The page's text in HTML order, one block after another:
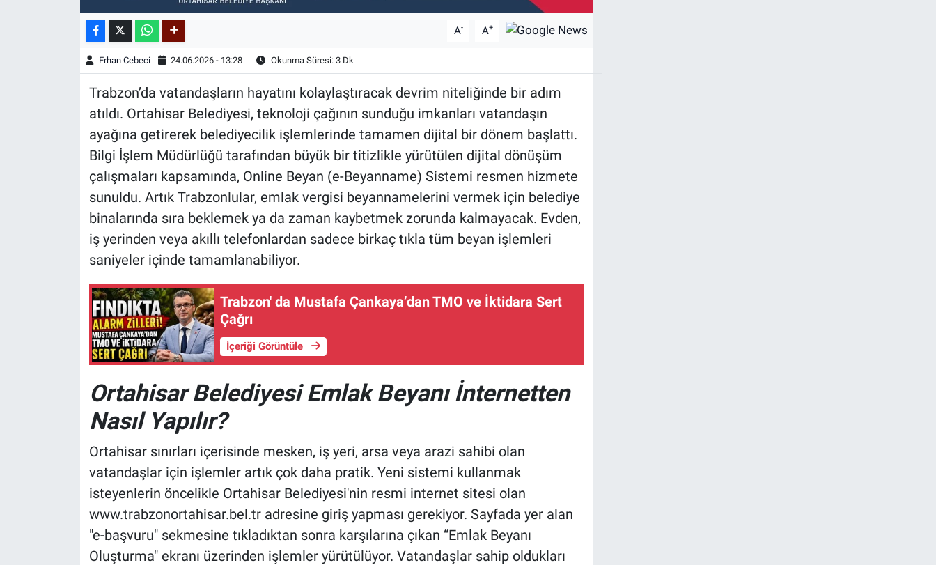
A- A+
Erhan Cebeci 24.06.2026 - 13:28 Okunma Süresi: 3 Dk
Trabzon’da vatandaşların hayatını kolaylaştıracak devrim niteliğinde bir adım
atıldı. Ortahisar Belediyesi, teknoloji çağının sunduğu imkanları vatandaşın
ayağına getirerek belediyecilik işlemlerinde tamamen dijital bir dönem başlattı.
Bilgi İşlem Müdürlüğü tarafından büyük bir titizlikle yürütülen dijital dönüşüm
çalışmaları kapsamında, Online Beyan (e-Beyanname) Sistemi resmen hizmete
sunuldu. Artık Trabzonlular, emlak vergisi beyannamelerini vermek için belediye
binalarında sıra beklemek ya da zaman kaybetmek zorunda kalmayacak. Evden,
iş yerinden veya akıllı telefonlardan sadece birkaç tıkla tüm beyan işlemleri
saniyeler içinde tamamlanabiliyor.
Trabzon' da Mustafa Çankaya’dan TMO ve İktidara Sert
Çağrı
İçeriği Görüntüle
Ortahisar Belediyesi Emlak Beyanı İnternetten
Nasıl Yapılır?
Ortahisar sınırları içerisinde mesken, iş yeri, arsa veya arazi sahibi olan
vatandaşlar için işlemler artık çok daha pratik. Yeni sistemi kullanmak
isteyenlerin öncelikle Ortahisar Belediyesi'nin resmi internet sitesi olan
www.trabzonortahisar.bel.tr adresine giriş yapması gerekiyor. Sayfada yer alan
"e-başvuru" sekmesine tıkladıktan sonra karşılarına çıkan “Emlak Beyanı
Oluşturma" ekranı üzerinden işlemler yürütülüyor. Vatandaşlar sahip oldukları